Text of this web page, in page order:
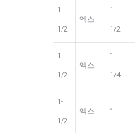
1-
1/2
엑스
1-
1/2
1-
1/2
엑스
1-
1/4
1-
1/2
엑스 1